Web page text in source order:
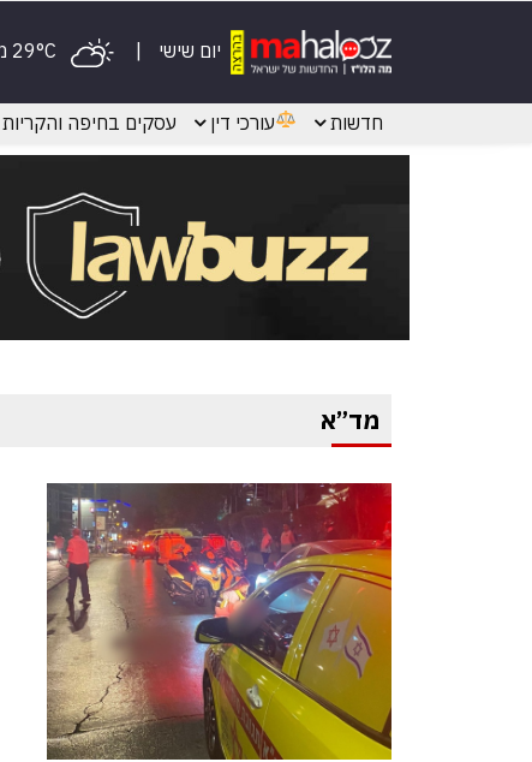
יום שישי
חדשות עורכי דין עסקים בחיפה והקריות
מד”א